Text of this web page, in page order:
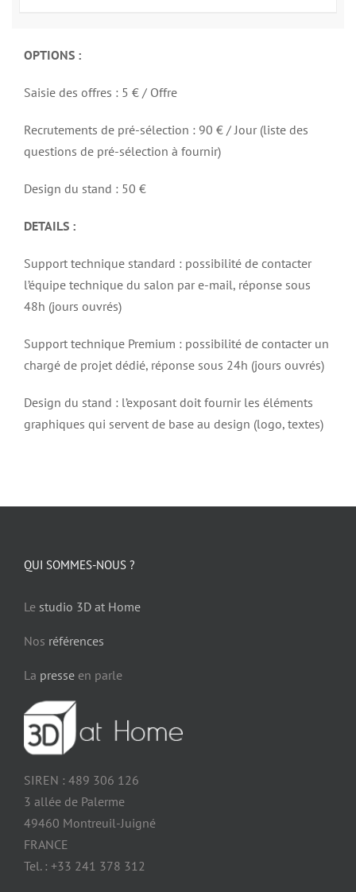
OPTIONS :
Saisie des offres : 5 € / Offre
Recrutements de pré-sélection : 90 € / Jour (liste des
questions de pré-sélection à fournir)
Design du stand : 50 €
DETAILS :
Support technique standard : possibilité de contacter
l’équipe technique du salon par e-mail, réponse sous
48h (jours ouvrés)
Support technique Premium : possibilité de contacter un
chargé de projet dédié, réponse sous 24h (jours ouvrés)
Design du stand : l’exposant doit fournir les éléments
graphiques qui servent de base au design (logo, textes)
QUI SOMMES-NOUS ?
Le studio 3D at Home
Nos références
La presse en parle
SIREN : 489 306 126
3 allée de Palerme
49460 Montreuil-Juigné
FRANCE
Tel. : +33 241 378 312